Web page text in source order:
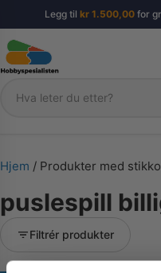
Legg til kr1.500,00for
Søk
Hjem / Produkter med
puslespill
Filtrér produkter